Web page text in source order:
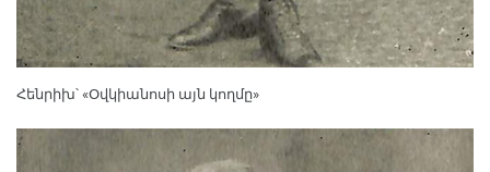
Հենրիխ՝ «Օվկիանոսի այն կողմը»